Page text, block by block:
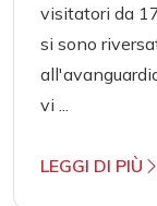
visitatori da
si sono
vi ...
LEGGI DI PIÙ